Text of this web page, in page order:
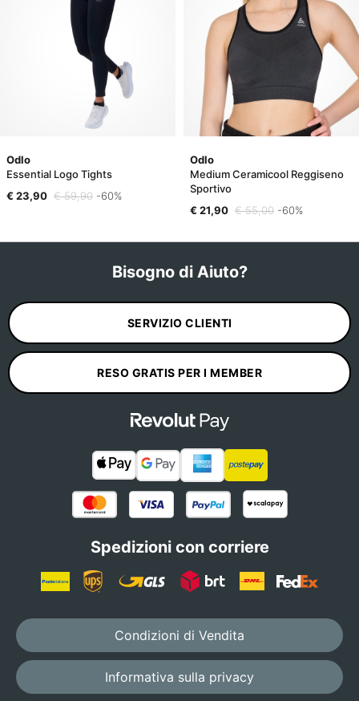
Odlo
Essential Logo Tights
€ 23,90 € 59,90 -60%
Odlo
Medium Ceramicool Reggiseno
Sportivo
€ 21,90 € 55,00 -60%
Bisogno di Aiuto?
SERVIZIO CLIENTI
RESO GRATIS PER I MEMBER
Spedizioni con corriere
Condizioni di Vendita
Informativa sulla privacy